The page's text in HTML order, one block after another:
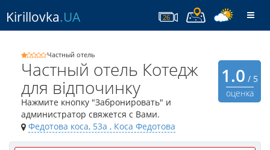
Kirillovka.UA 26
1.0 / 5
оценка
Частный отель
Частный отель Котедж
для відпочинку
Нажмите кнопку "Забронировать" и
администратор свяжется с Вами.
Федотова коса, 53а , Коса Федотова